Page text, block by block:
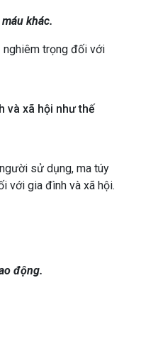
khác.
nghiêm trọng đối với
và xã hội như thế
sử dụng, ma túy
với gia đình và xã hội.
động.